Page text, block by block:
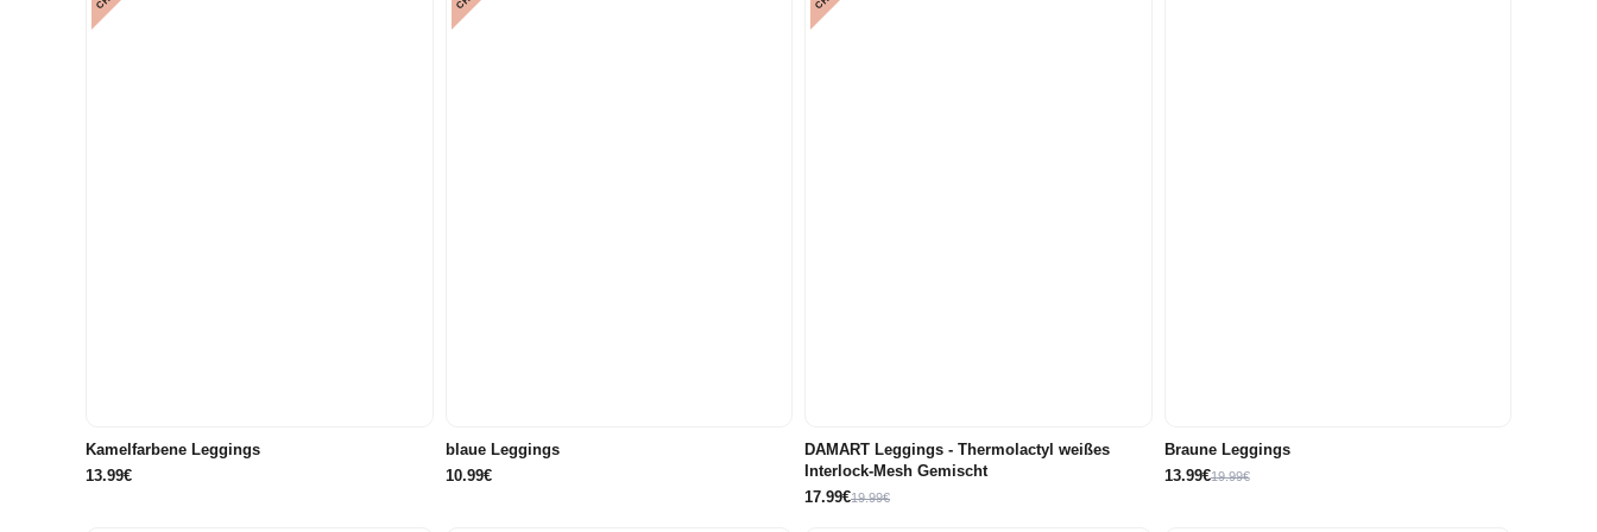
Kamelfarbene Leggings
13.99€
blaue Leggings
10.99€
DAMART Leggings - Thermolactyl weißes
Interlock-Mesh Gemischt
17.99€19.99€
Braune Leggings
13.99€19.99€